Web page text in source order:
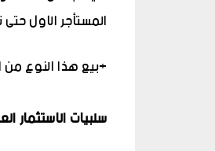
المستأجر الاول
+بيع هذا النوع من
سلبيات الاستثمار